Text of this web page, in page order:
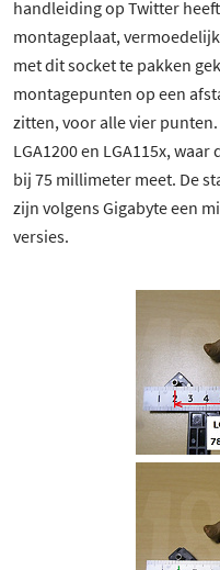
handleiding op Twitter
montageplaat,
met dit socket te pakken
montagepunten op een
zitten, voor alle vier
LGA1200 en LGA115x,
bij 75 millimeter meet. De
zijn volgens Gigabyte een
versies.